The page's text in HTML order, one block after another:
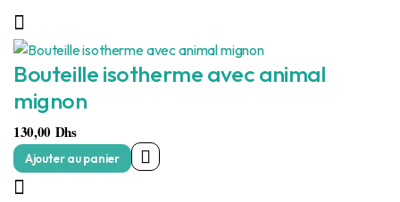
Bouteille isotherme avec animal
mignon
130,00 Dhs
Ajouter au panier